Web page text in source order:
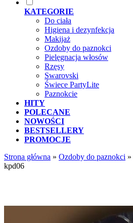
KATEGORIE
Do ciała
Higiena i dezynfekcja
Makijaż
Ozdoby do paznokci
Pielęgnacja włosów
Rzęsy
Swarovski
Świece PartyLite
Paznokcie
HITY
POLECANE
NOWOŚCI
BESTSELLERY
PROMOCJE
Strona główna » Ozdoby do paznokci »
kpd06